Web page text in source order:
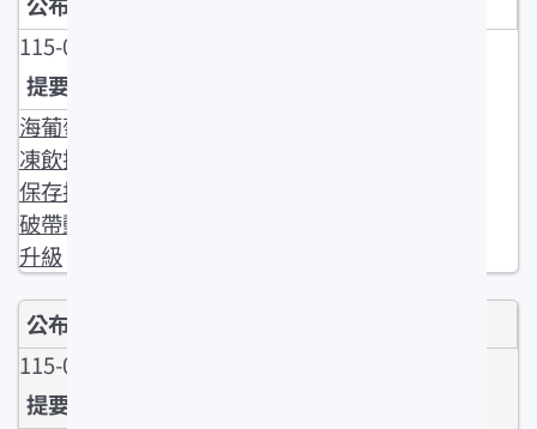
115-05-04
海葡萄變身
凍飲拚產值
保存技術突
破帶動產業
升級
115-05-04